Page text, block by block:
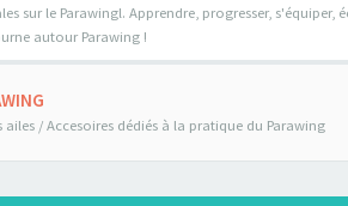
sur le Parawingl. Apprendre, progresser,
autour Parawing !
/ Accesoires dédiés à la pratique du Parawing